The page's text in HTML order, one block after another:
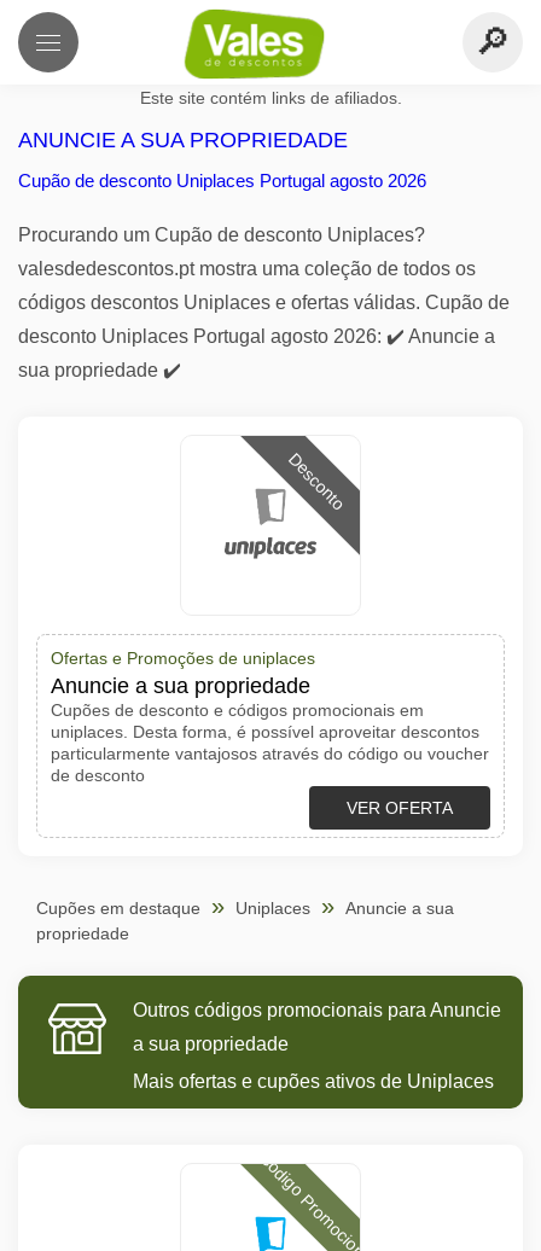
Este site contém links de afiliados.
ANUNCIE A SUA PROPRIEDADE
Cupão de desconto Uniplaces Portugal agosto 2026
Procurando um Cupão de desconto Uniplaces?
valesdedescontos.pt mostra uma coleção de todos os
códigos descontos Uniplaces e ofertas válidas. Cupão de
desconto Uniplaces Portugal agosto 2026: ✔️ Anuncie a
sua propriedade ✔️
Desconto
Ofertas e Promoções de uniplaces
Anuncie a sua propriedade
Cupões de desconto e códigos promocionais em
uniplaces. Desta forma, é possível aproveitar descontos
particularmente vantajosos através do código ou voucher
de desconto
VER OFERTA
Cupões em destaque Uniplaces
Anuncie a sua
propriedade
Outros códigos promocionais para Anuncie
a sua propriedade
Mais ofertas e cupões ativos de Uniplaces
Código Promocional